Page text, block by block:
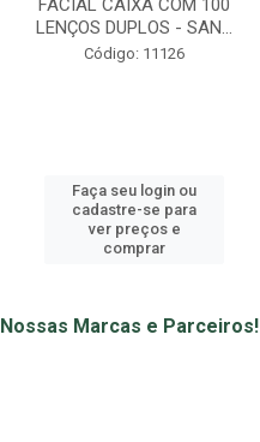
FACIAL CAIXA COM 100
LENÇOS DUPLOS - SAN...
Código: 11126
Faça seu login ou
cadastre-se para
ver preços e
comprar
Nossas Marcas e Parceiros!